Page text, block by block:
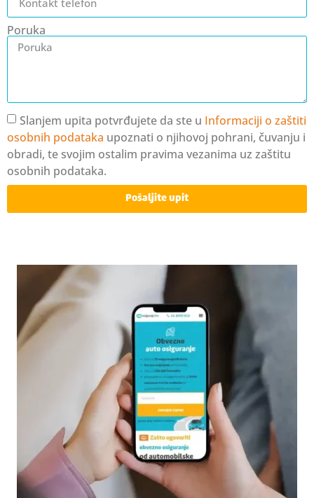
Poruka
Slanjem upita potvrđujete da ste u Informaciji o zaštiti
osobnih podataka upoznati o njihovoj pohrani, čuvanju i
obradi, te svojim ostalim pravima vezanima uz zaštitu
osobnih podataka.
Pošaljite upit